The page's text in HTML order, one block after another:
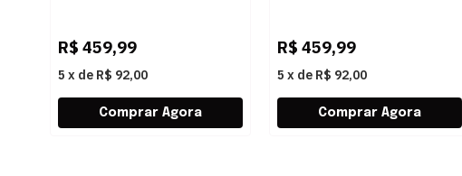
R$ 459,99
5 x de R$ 92,00
R$ 459,99
5 x de R$ 92,00